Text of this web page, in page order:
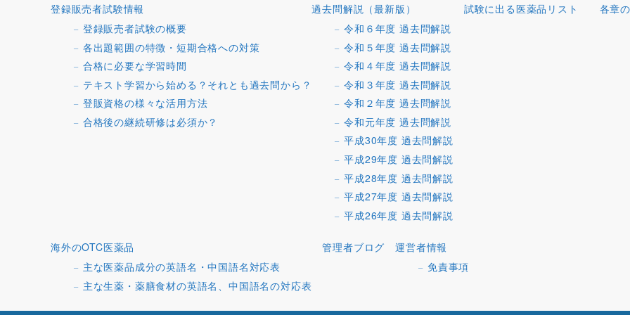
登録販売者試験情報
登録販売者試験の概要
各出題範囲の特徴・短期合格への対策
合格に必要な学習時間
テキスト学習から始める？それとも過去問から？
登販資格の様々な活用方法
合格後の継続研修は必須か？
過去問解説（最新版）
令和６年度 過去問解説
令和５年度 過去問解説
令和４年度 過去問解説
令和３年度 過去問解説
令和２年度 過去問解説
令和元年度 過去問解説
平成30年度 過去問解説
平成29年度 過去問解説
平成28年度 過去問解説
平成27年度 過去問解説
平成26年度 過去問解説
試験に出る医薬品リスト 各章
海外のOTC医薬品
主な医薬品成分の英語名・中国語名対応表
主な生薬・薬膳食材の英語名、中国語名の対応表
管理者ブログ
運営者情報
免責事項